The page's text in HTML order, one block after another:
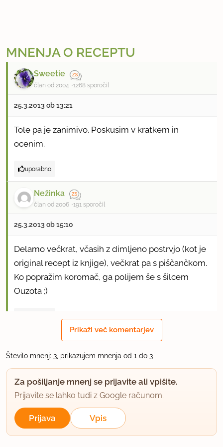
MNENJA O RECEPTU
Sweetie
član od 2004 1268 sporočil
25.3.2013 ob 13:21
Tole pa je zanimivo. Poskusim v kratkem in
ocenim.
uporabno
Nežinka
član od 2006 191 sporočil
25.3.2013 ob 15:10
Delamo večkrat, včasih z dimljeno postrvjo (kot je
original recept iz knjige), večkrat pa s piščančkom.
Ko popražim koromač, ga polijem še s šilcem
Ouzota ;)
Kravdija
član od 2009 166 sporočil
Iz katere knjige pa? :)
Tudi dimljena postrv mora bit odlična v tej
Prikaži več komentarjev
Število mnenj: 3, prikazujem mnenja od 1 do 3
Za pošiljanje mnenj se prijavite ali vpišite.
Prijavite se lahko tudi z Google računom.
Prijava Vpis